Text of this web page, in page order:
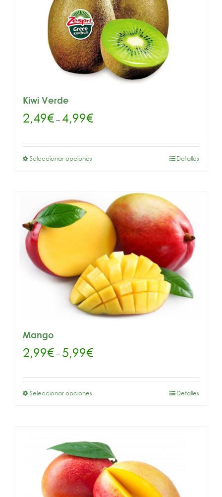
Kiwi Verde
2,49€– 4,99€
Seleccionar opciones Detalles
Mango
2,99€– 5,99€
Seleccionar opciones Detalles